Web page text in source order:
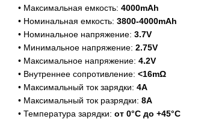
• Максимальная емкость: 4000mAh
• Номинальная емкость: 3800-4000mAh
• Номинальное напряжение: 3.7V
• Минимальное напряжение: 2.75V
• Максимальное напряжение: 4.2V
• Внутреннее сопротивление: <16mΩ
• Максимальный ток зарядки: 4А
• Максимальный ток разрядки: 8А
• Температура зарядки: от 0°C до +45°C